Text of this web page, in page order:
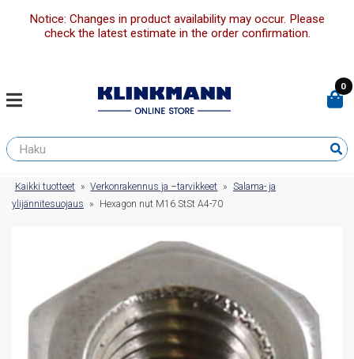
Notice: Changes in product availability may occur. Please
check the latest estimate in the order confirmation.
0
Kaikki tuotteet » Verkonrakennus ja –tarvikkeet » Salama- ja
ylijännitesuojaus
» Hexagon nut M16 StSt A4-70